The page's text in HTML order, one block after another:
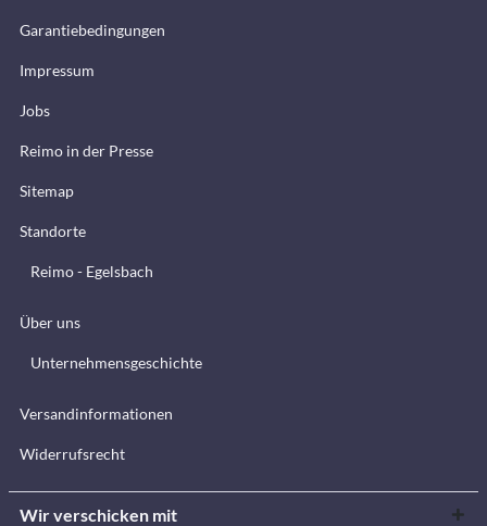
Garantiebedingungen
Impressum
Jobs
Reimo in der Presse
Sitemap
Standorte
Reimo - Egelsbach
Über uns
Unternehmensgeschichte
Versandinformationen
Widerrufsrecht
Wir verschicken mit